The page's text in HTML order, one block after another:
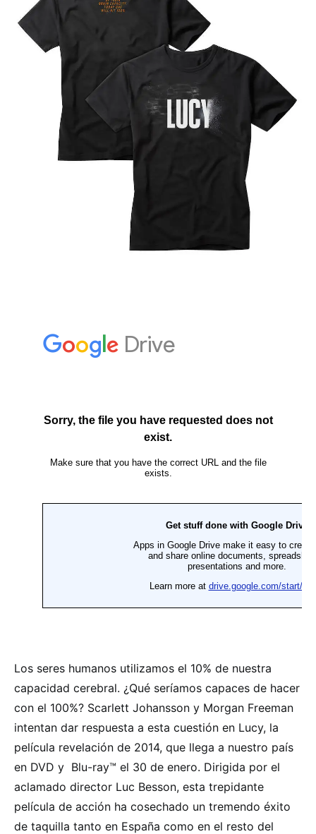
Los seres humanos utilizamos el 10% de nuestra
capacidad cerebral. ¿Qué seríamos capaces de hacer
con el 100%? Scarlett Johansson y Morgan Freeman
intentan dar respuesta a esta cuestión en Lucy, la
película revelación de 2014, que llega a nuestro país
en DVD y Blu-ray™ el 30 de enero. Dirigida por el
aclamado director Luc Besson, esta trepidante
película de acción ha cosechado un tremendo éxito
de taquilla tanto en España como en el resto del